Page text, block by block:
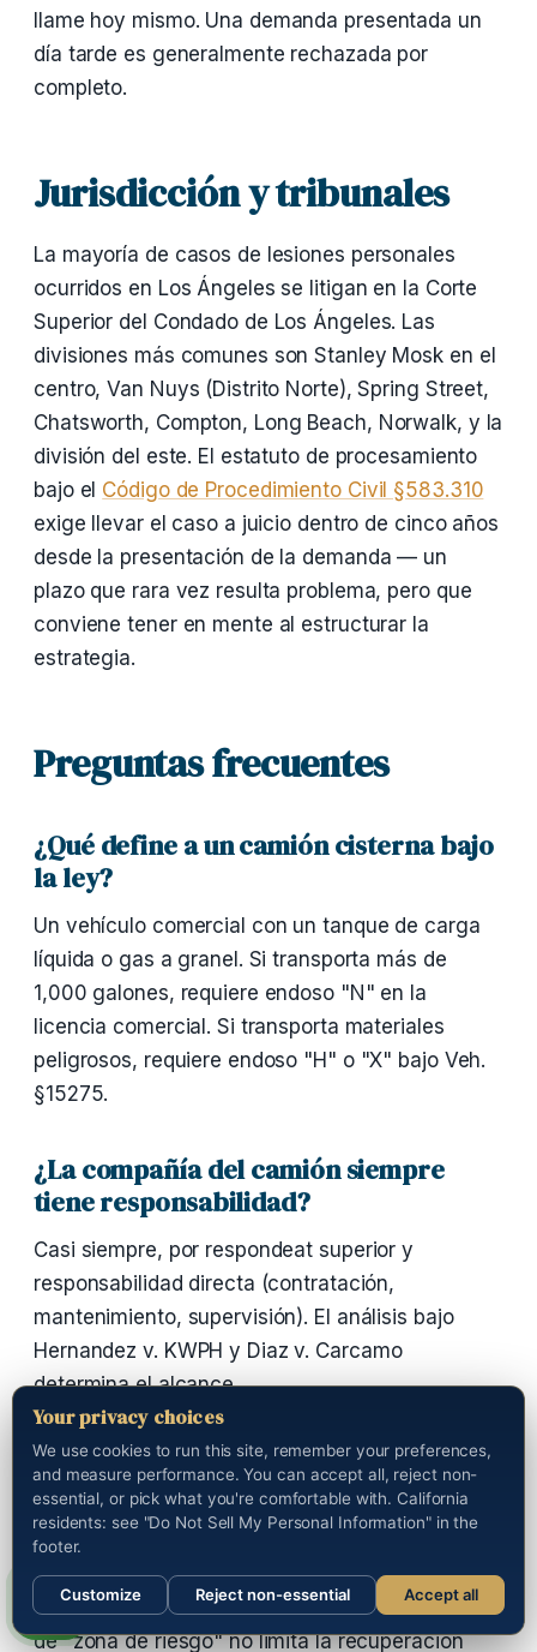
llame hoy mismo. Una demanda presentada un
día tarde es generalmente rechazada por
completo.
Jurisdicción y tribunales
La mayoría de casos de lesiones personales
ocurridos en Los Ángeles se litigan en la Corte
Superior del Condado de Los Ángeles. Las
divisiones más comunes son Stanley Mosk en el
centro, Van Nuys (Distrito Norte), Spring Street,
Chatsworth, Compton, Long Beach, Norwalk, y la
división del este. El estatuto de procesamiento
bajo el Código de Procedimiento Civil §583.310
exige llevar el caso a juicio dentro de cinco años
desde la presentación de la demanda — un
plazo que rara vez resulta problema, pero que
conviene tener en mente al estructurar la
estrategia.
Preguntas frecuentes
¿Qué define a un camión cisterna bajo
la ley?
Un vehículo comercial con un tanque de carga
líquida o gas a granel. Si transporta más de
1,000 galones, requiere endoso "N" en la
licencia comercial. Si transporta materiales
peligrosos, requiere endoso "H" o "X" bajo Veh.
§15275.
¿La compañía del camión siempre
tiene responsabilidad?
Casi siempre, por respondeat superior y
responsabilidad directa (contratación,
mantenimiento, supervisión). El análisis bajo
Hernandez v. KWPH y Diaz v. Carcamo
determina el alcance.
¿Qué pasa si me quemé en otro
vehículo cerca del cisterna?
Es indemnizable. La cadena causal cubre
víctimas en vehículos adyacentes afectadas por
la combustión o exposición química. La doctrina
de "zona de riesgo" no limita la recuperación
Your privacy choices
We use cookies to run this site, remember your preferences,
and measure performance. You can accept all, reject non-
essential, or pick what you're comfortable with. California
residents: see "Do Not Sell My Personal Information" in the
footer.
Customize Reject non-essential Accept all
Sections